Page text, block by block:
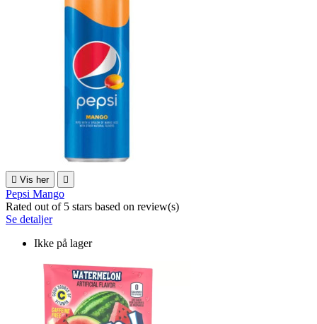
 Vis her 
Pepsi Mango
Rated out of 5 stars based on review(s)
Se detaljer
Ikke på lager